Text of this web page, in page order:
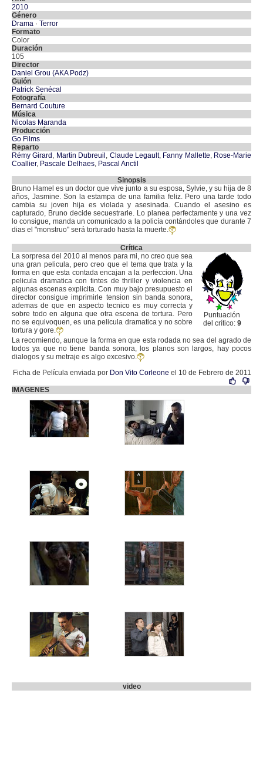
2010
Género
Drama · Terror
Formato
Color
Duración
105
Director
Daniel Grou (AKA Podz)
Guión
Patrick Senécal
Fotografía
Bernard Couture
Música
Nicolas Maranda
Producción
Go Films
Reparto
Rémy Girard , Martin Dubreuil , Claude Legault, Fanny Mallette, Rose-Marie
Coallier, Pascale Delhaes, Pascal Anctil
Sinopsis
Bruno Hamel es un doctor que vive junto a su esposa, Sylvie, y su hija de 8
años, Jasmine. Son la estampa de una familia feliz. Pero una tarde todo
cambia su joven hija es violada y asesinada. Cuando el asesino es
capturado, Bruno decide secuestrarle. Lo planea perfectamente y una vez
lo consigue, manda un comunicado a la policía contándoles que durante 7
dias el "monstruo" será torturado hasta la muerte.
Crítica
Puntuación
del crítico: 9
La sorpresa del 2010 al menos para mi, no creo que sea
una gran pelicula, pero creo que el tema que trata y la
forma en que esta contada encajan a la perfeccion. Una
pelicula dramatica con tintes de thriller y violencia en
algunas escenas explicita. Con muy bajo presupuesto el
director consigue imprimirle tension sin banda sonora,
ademas de que en aspecto tecnico es muy correcta y
sobre todo en alguna que otra escena de tortura. Pero
no se equivoquen, es una pelicula dramatica y no sobre
tortura y gore.
La recomiendo, aunque la forma en que esta rodada no sea del agrado de
todos ya que no tiene banda sonora, los planos son largos, hay pocos
dialogos y su metraje es algo excesivo.
Ficha de Película enviada por Don Vito Corleone el 10 de Febrero de 2011
IMAGENES
video